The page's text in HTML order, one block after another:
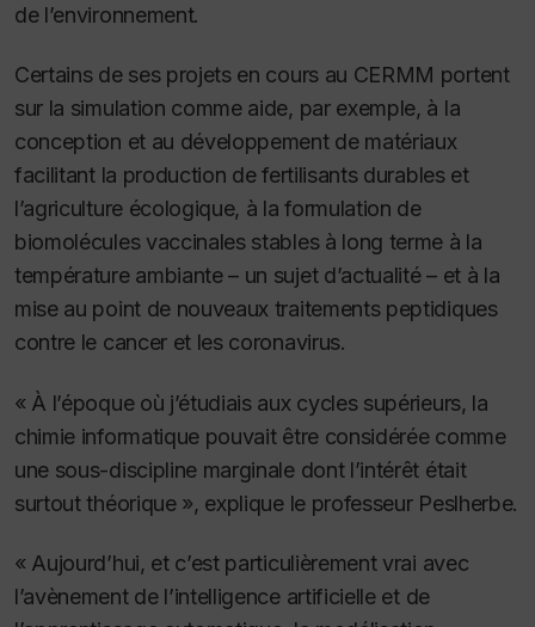
de l’environnement.
Certains de ses projets en cours au CERMM portent
sur la simulation comme aide, par exemple, à la
conception et au développement de matériaux
facilitant la production de fertilisants durables et
l’agriculture écologique, à la formulation de
biomolécules vaccinales stables à long terme à la
température ambiante – un sujet d’actualité – et à la
mise au point de nouveaux traitements peptidiques
contre le cancer et les coronavirus.
« À l’époque où j’étudiais aux cycles supérieurs, la
chimie informatique pouvait être considérée comme
une sous-discipline marginale dont l’intérêt était
surtout théorique », explique le professeur Peslherbe.
« Aujourd’hui, et c’est particulièrement vrai avec
l’avènement de l’intelligence artificielle et de